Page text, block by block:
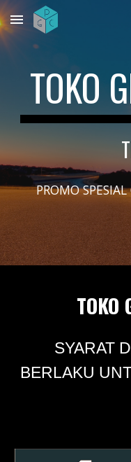
Skip to main content
TOKO
PROMO
TOKO
SYARAT
BERLAKU